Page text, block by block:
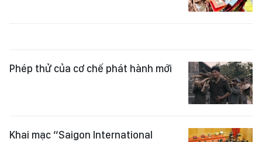
Phép thử của cơ chế phát hành mới
Khai mạc “Saigon International